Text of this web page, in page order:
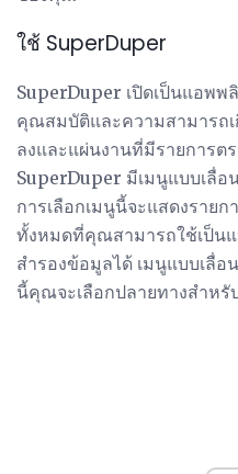
ใช้ SuperDuper
SuperDuper เปิดเป็นแอพพ
คุณสมบัติและความสามารถ
ลงและแผ่นงานที่มีรายการต
SuperDuper มีเมนูแบบเลื่อ
การเลือกเมนูนี้จะแสดงราย
ทั้งหมดที่คุณสามารถใช้เป็น
สำรองข้อมูลได้ เมนูแบบเลื่
นี้คุณจะเลือกปลายทางสำห